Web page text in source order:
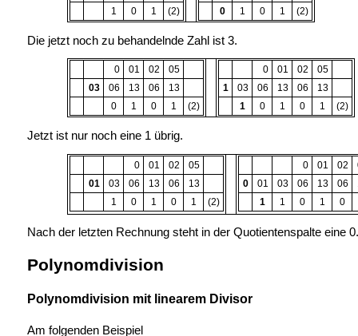
1
0 1 (2)
0
1 0 1 (2)
Die jetzt noch zu behandelnde Zahl ist 3.
0 01 02
05
03
06 13 06
13
0
1 0 1 (2)
0 01 02
05
1
03 06 13 06
13
1
0 1 0 1 (2)
Jetzt ist nur noch eine 1 übrig.
0 01 02
05
01
03 06 13 06
13
1
0 1 0 1 (2)
0 01 02
0
01 03 06 13 06
1
1 0 1 0
Nach der letzten Rechnung steht in der Quotientenspalte eine
Polynomdivision
Polynomdivision mit linearem Divisor
Am folgenden Beispiel